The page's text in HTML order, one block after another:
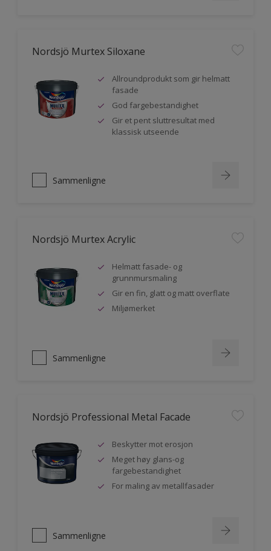
Nordsjö Murtex Siloxane
Allroundprodukt som gir helmatt
fasade
God fargebestandighet
Gir et pent sluttresultat med
klassisk utseende
Sammenligne
Nordsjö Murtex Acrylic
Helmatt fasade- og
grunnmursmaling
Gir en fin, glatt og matt overflate
Miljømerket
Sammenligne
Nordsjö Professional Metal Facade
Beskytter mot erosjon
Meget høy glans-og
fargebestandighet
For maling av metallfasader
Sammenligne